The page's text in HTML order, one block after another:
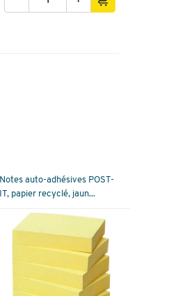
Notes auto-adhésives POST-
IT, papier recyclé, jaun...